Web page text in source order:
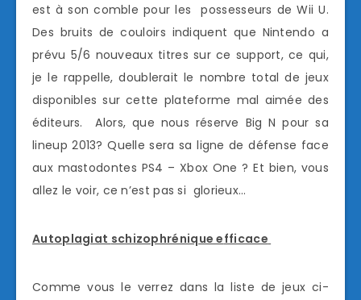
est à son comble pour les possesseurs de Wii U.
Des bruits de couloirs indiquent que Nintendo a
prévu 5/6 nouveaux titres sur ce support, ce qui,
je le rappelle, doublerait le nombre total de jeux
disponibles sur cette plateforme mal aimée des
éditeurs. Alors, que nous réserve Big N pour sa
lineup 2013? Quelle sera sa ligne de défense face
aux mastodontes PS4 – Xbox One ? Et bien, vous
allez le voir, ce n’est pas si glorieux…
Autoplagiat schizophrénique efficace
Comme vous le verrez dans la liste de jeux ci-